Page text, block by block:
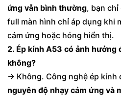
ứng vẫn bình thường, bạn chỉ
full màn hình chỉ áp dụng khi
cảm ứng hoặc hỏng hiển thị.
2. Ép kính A53 có ảnh hưởng
không?
→ Không. Công nghệ ép kính
nguyên độ nhạy cảm ứng và